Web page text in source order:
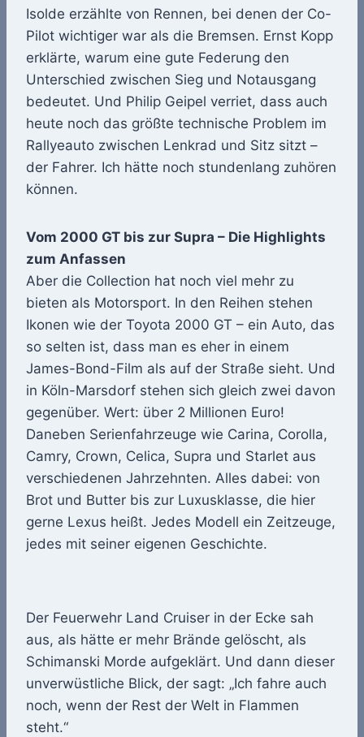
Isolde erzählte von Rennen, bei denen der Co-
Pilot wichtiger war als die Bremsen. Ernst Kopp
erklärte, warum eine gute Federung den
Unterschied zwischen Sieg und Notausgang
bedeutet. Und Philip Geipel verriet, dass auch
heute noch das größte technische Problem im
Rallyeauto zwischen Lenkrad und Sitz sitzt –
der Fahrer. Ich hätte noch stundenlang zuhören
können.
Vom 2000 GT bis zur Supra – Die Highlights
zum Anfassen
Aber die Collection hat noch viel mehr zu
bieten als Motorsport. In den Reihen stehen
Ikonen wie der Toyota 2000 GT – ein Auto, das
so selten ist, dass man es eher in einem
James-Bond-Film als auf der Straße sieht. Und
in Köln-Marsdorf stehen sich gleich zwei davon
gegenüber. Wert: über 2 Millionen Euro!
Daneben Serienfahrzeuge wie Carina, Corolla,
Camry, Crown, Celica, Supra und Starlet aus
verschiedenen Jahrzehnten. Alles dabei: von
Brot und Butter bis zur Luxusklasse, die hier
gerne Lexus heißt. Jedes Modell ein Zeitzeuge,
jedes mit seiner eigenen Geschichte.
Der Feuerwehr Land Cruiser in der Ecke sah
aus, als hätte er mehr Brände gelöscht, als
Schimanski Morde aufgeklärt. Und dann dieser
unverwüstliche Blick, der sagt: „Ich fahre auch
noch, wenn der Rest der Welt in Flammen
steht.“